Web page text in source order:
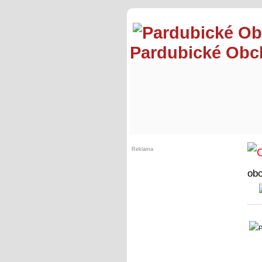
Pardubické
Reklama